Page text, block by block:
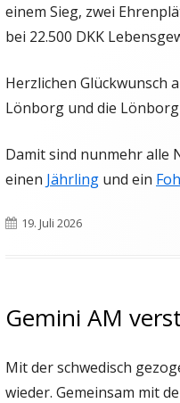
einem Sieg, zwei
bei 22.500 DKK
Herzlichen Glückwunsch
Lönborg und die
Damit sind nunmehr alle
einen Jährling und ein
Veröffentlicht
19. Juli 2026
Gemini AM
Mit der schwedisch
wieder. Gemeinsam mit